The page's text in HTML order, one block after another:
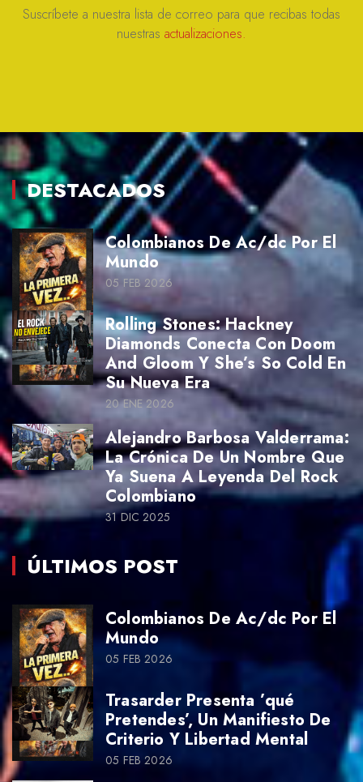
Suscríbete a nuestra lista de correo para que recibas todas
nuestras actualizaciones.
DESTACADOS
Colombianos De Ac/dc Por El
Mundo
05 FEB 2026
Rolling Stones: Hackney
Diamonds Conecta Con Doom
And Gloom Y She’s So Cold En
Su Nueva Era
20 ENE 2026
Alejandro Barbosa Valderrama:
La Crónica De Un Nombre Que
Ya Suena A Leyenda Del Rock
Colombiano
31 DIC 2025
ÚLTIMOS POST
Colombianos De Ac/dc Por El
Mundo
05 FEB 2026
Trasarder Presenta ’qué
Pretendes’, Un Manifiesto De
Criterio Y Libertad Mental
05 FEB 2026